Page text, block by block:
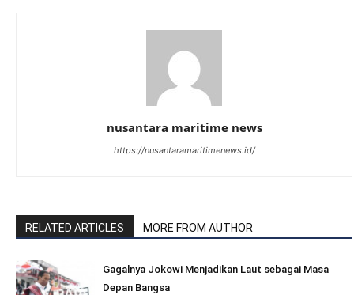
nusantara maritime news
https://nusantaramaritimenews.id/
RELATED ARTICLES MORE FROM AUTHOR
Gagalnya Jokowi Menjadikan Laut sebagai Masa
Depan Bangsa